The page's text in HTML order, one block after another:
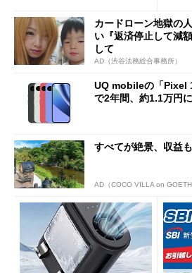
カードローン地獄の
い『返済停止して減
して
AD（渋谷法務総合事務所）
UQ mobileの「Pixel
で2年間、約1.1万円
すべてが絶景、収益
AD（COCO VILLA on